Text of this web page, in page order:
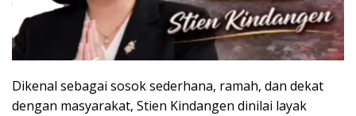
Dikenal sebagai sosok sederhana, ramah, dan dekat
dengan masyarakat, Stien Kindangen dinilai layak